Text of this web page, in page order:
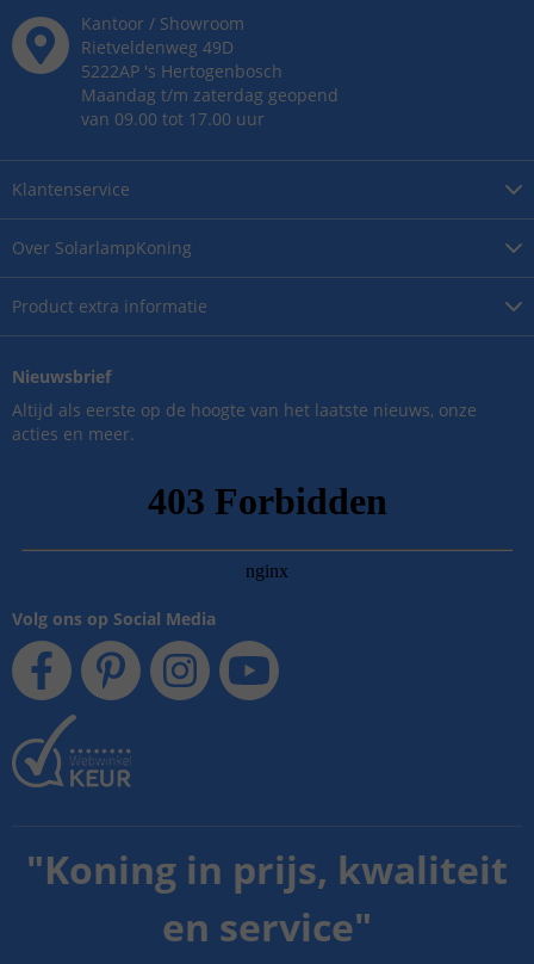
Over SolarlampKoning
Product extra informatie
Klantenservice
Kantoor / Showroom
Rietveldenweg 49D
5222AP 's Hertogenbosch
Maandag t/m zaterdag geopend
van 09.00 tot 17.00 uur
Nieuwsbrief
Altijd als eerste op de hoogte van het laatste nieuws, onze
acties en meer.
Volg ons op Social Media
"Koning in prijs, kwaliteit
en service"